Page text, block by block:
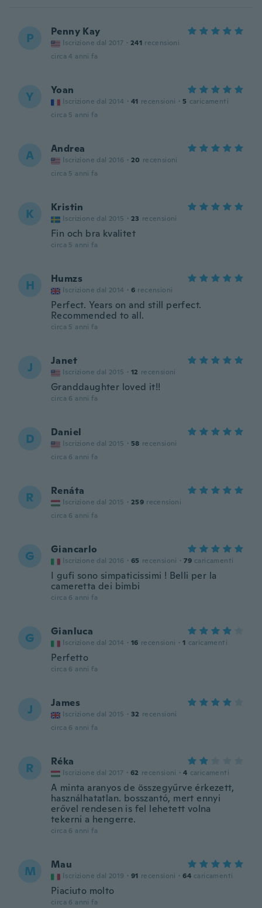
P Penny Kay
Iscrizione dal 2017 · 241 recensioni
circa 4 anni fa
Y Yoan
Iscrizione dal 2014 · 41 recensioni · 5 caricamenti
circa 5 anni fa
A Andrea
Iscrizione dal 2016 · 20 recensioni
circa 5 anni fa
K Kristin
Iscrizione dal 2015 · 23 recensioni
Fin och bra kvalitet
circa 5 anni fa
H Humzs
Iscrizione dal 2014 · 6 recensioni
Perfect. Years on and still perfect.
Recommended to all.
circa 5 anni fa
J Janet
Iscrizione dal 2015 · 12 recensioni
Granddaughter loved it!!
circa 6 anni fa
D Daniel
Iscrizione dal 2015 · 58 recensioni
circa 6 anni fa
R Renáta
Iscrizione dal 2015 · 259 recensioni
circa 6 anni fa
G Giancarlo
Iscrizione dal 2016 · 65 recensioni · 79 caricamenti
I gufi sono simpaticissimi ! Belli per la
cameretta dei bimbi
circa 6 anni fa
G Gianluca
Iscrizione dal 2014 · 16 recensioni · 1 caricamenti
Perfetto
circa 6 anni fa
J James
Iscrizione dal 2015 · 32 recensioni
circa 6 anni fa
R Réka
Iscrizione dal 2017 · 62 recensioni · 4 caricamenti
A minta aranyos de összegyűrve érkezett,
használhatatlan. bosszantó, mert ennyi
erővel rendesen is fel lehetett volna
tekerni a hengerre.
circa 6 anni fa
M Mau
Iscrizione dal 2019 · 91 recensioni · 64 caricamenti
Piaciuto molto
circa 6 anni fa